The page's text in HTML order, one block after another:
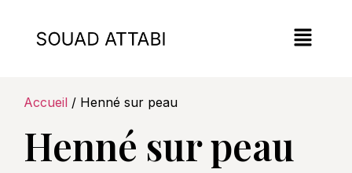
Accueil / Henné sur peau
Henné sur peau